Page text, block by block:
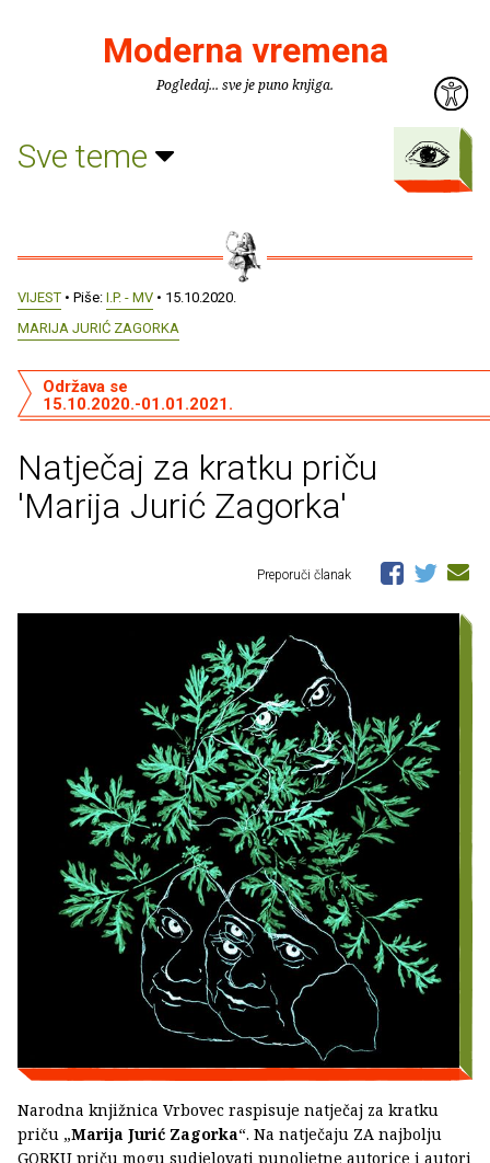
Moderna vremena
Pogledaj... sve je puno knjiga.
Sve teme
VIJEST • Piše: I.P. - MV • 15.10.2020.
MARIJA JURIĆ ZAGORKA
Natječaj za kratku priču
'Marija Jurić Zagorka'
Održava se
15.10.2020.-01.01.2021.
Preporuči članak
Narodna knjižnica Vrbovec raspisuje natječaj za kratku
priču „Marija Jurić Zagorka“. Na natječaju ZA najbolju
GORKU priču mogu sudjelovati punoljetne autorice i autori